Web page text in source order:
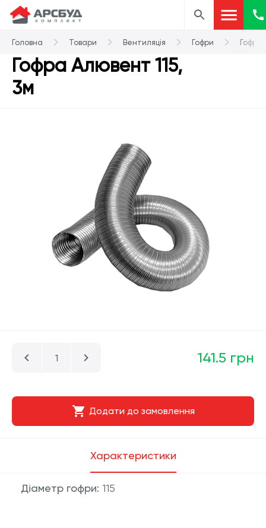
Головна Товари Вентиляція Гофри Гофра
Гофра Алювент 115,
3м
141.5 грн
Додати до замовлення
Характеристики
Діаметр гофри: 115